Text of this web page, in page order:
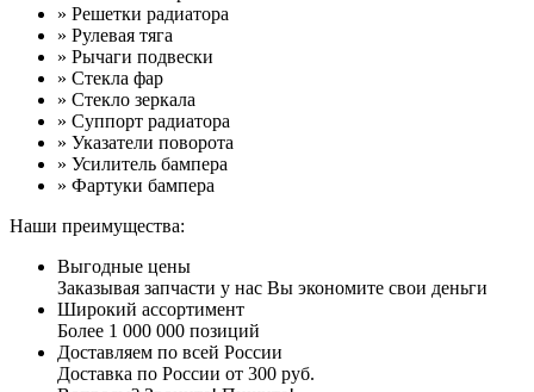
» Решетки радиатора
» Рулевая тяга
» Рычаги подвески
» Стекла фар
» Стекло зеркала
» Суппорт радиатора
» Указатели поворота
» Усилитель бампера
» Фартуки бампера
Наши преимущества:
Выгодные цены
Заказывая запчасти у нас Вы экономите свои деньги
Широкий ассортимент
Более 1 000 000 позиций
Доставляем по всей России
Доставка по России от 300 руб.